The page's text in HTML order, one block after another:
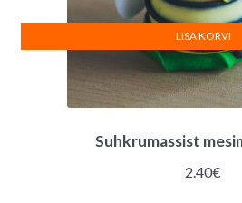
Suhkrumassist
2.40€
LISA KORVI